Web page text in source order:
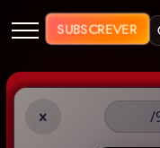
Muzik Plus
SUBSCREVER
/